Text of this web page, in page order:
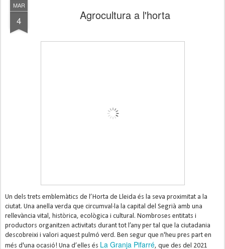
MAR
4 Agrocultura a l'horta
Un dels trets emblemàtics de l’Horta de Lleida és la seva proximitat a la
ciutat. Una anella verda que circumval·la la capital del Segrià amb una
rellevància vital, històrica, ecològica i cultural. Nombroses entitats i
productors organitzen activitats durant tot l’any per tal que la ciutadania
descobreixi i valori aquest pulmó verd. Ben segur que n'heu pres part en
més d'una ocasió! Una d’elles és La Granja Pifarré, que des del 2021